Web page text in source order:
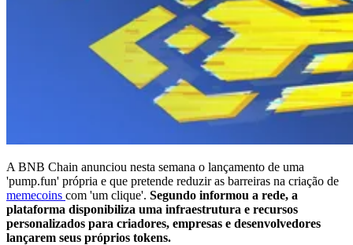
A BNB Chain anunciou nesta semana o lançamento de uma
'pump.fun' própria e que pretende reduzir as barreiras na criação de
memecoins com 'um clique'. Segundo informou a rede, a
plataforma disponibiliza uma infraestrutura e recursos
personalizados para criadores, empresas e desenvolvedores
lançarem seus próprios tokens.